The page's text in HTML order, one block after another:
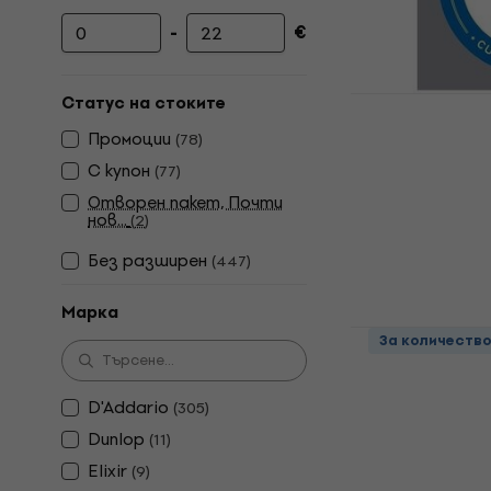
Минимална цена
- Максимална цена
€
Статус на стоките
Промоции (78)
С купон (77)
Отворен пакет, Почти
нов...(2)
Без pазширен (447)
Марка
D'Addario (305)
Dunlop (11)
Elixir (9)
D'Addario
За